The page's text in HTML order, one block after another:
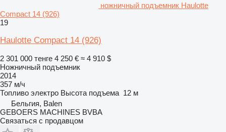
ножничный подъемник Haulotte
Compact 14 (926)
19
Haulotte Compact 14 (926)
2 301 000 тенге 4 250 € ≈ 4 910 $
Ножничный подъемник
2014
357 м/ч
Топливо электро Высота подъема 12 м
Бельгия, Balen
GEBOERS MACHINES BVBA
Связаться с продавцом